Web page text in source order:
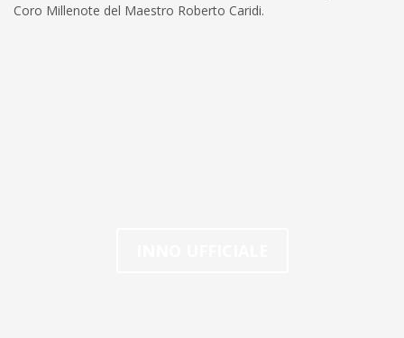
Coro Millenote del Maestro Roberto Caridi.